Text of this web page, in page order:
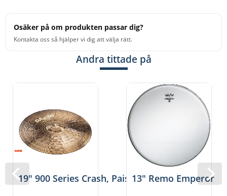
Osäker på om produkten passar dig?
Kontakta oss så hjälper vi dig att välja rätt.
Andra tittade på
19" 900 Series Crash, Paiste13" Remo Emperor -